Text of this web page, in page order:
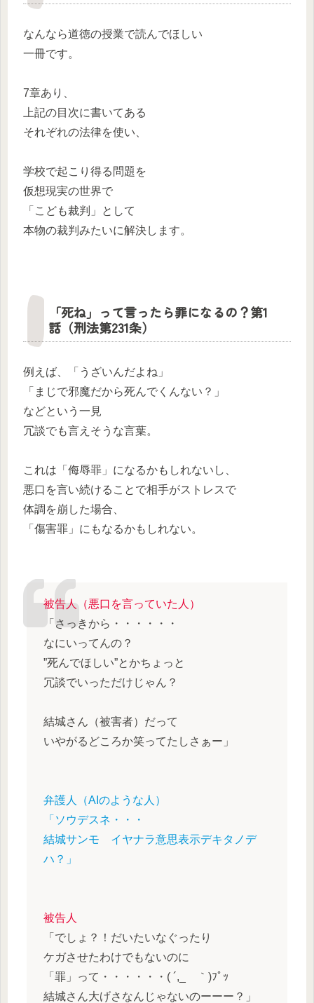
なんなら道徳の授業で読んでほしい
一冊です。
7章あり、
上記の目次に書いてある
それぞれの法律を使い、
学校で起こり得る問題を
仮想現実の世界で
「こども裁判」として
本物の裁判みたいに解決します。
「死ね」って言ったら罪になるの？第1
話（刑法第231条）
例えば、「うざいんだよね」
「まじで邪魔だから死んでくんない？」
などという一見
冗談でも言えそうな言葉。
これは「侮辱罪」になるかもしれないし、
悪口を言い続けることで相手がストレスで
体調を崩した場合、
「傷害罪」にもなるかもしれない。
被告人（悪口を言っていた人）
「さっきから・・・・・・
なにいってんの？
”死んでほしい”とかちょっと
冗談でいっただけじゃん？
結城さん（被害者）だって
いやがるどころか笑ってたしさぁー」
弁護人（AIのような人）
「ソウデスネ・・・
結城サンモ イヤナラ意思表示デキタノデ
ハ？」
被告人
「でしょ？！だいたいなぐったり
ケガさせたわけでもないのに
「罪」って・・・・・・( ´,_ゝ｀)ﾌﾟｯ
結城さん大げさなんじゃないのーーー？」